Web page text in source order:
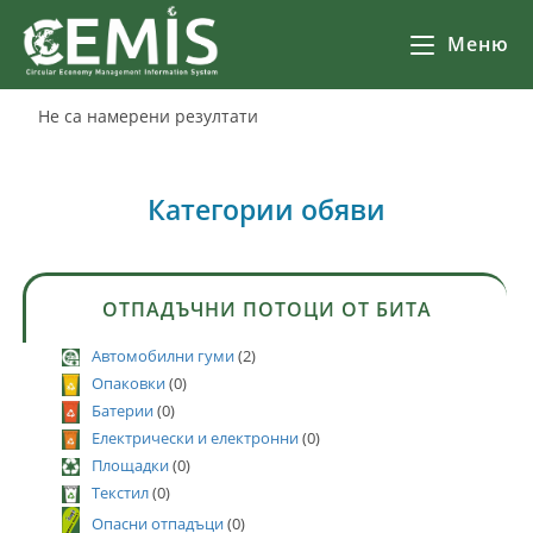
Меню
Не са намерени резултати
Категории обяви
ОТПАДЪЧНИ ПОТОЦИ ОТ БИТА
Автомобилни гуми(2)
Опаковки(0)
Батерии(0)
Електрически и електронни(0)
Площадки(0)
Текстил(0)
Опасни отпадъци(0)